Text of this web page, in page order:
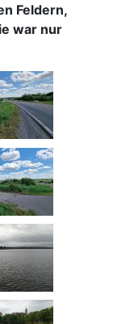
Feldern,
war nur